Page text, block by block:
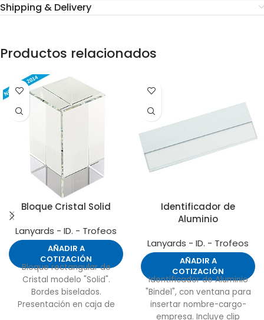
Shipping & Delivery
Productos relacionados
Bloque Cristal Solid
Lanyards - ID. - Trofeos
AÑADIR A
COTIZACIÓN
Bloque rectangular de
Cristal modelo "Solid".
Bordes biselados.
Presentación en caja de
Identificador de
Aluminio
Lanyards - ID. - Trofeos
AÑADIR A
COTIZACIÓN
Identificador de Aluminio
"Bindel", con ventana para
insertar nombre-cargo-
empresa. Incluye clip